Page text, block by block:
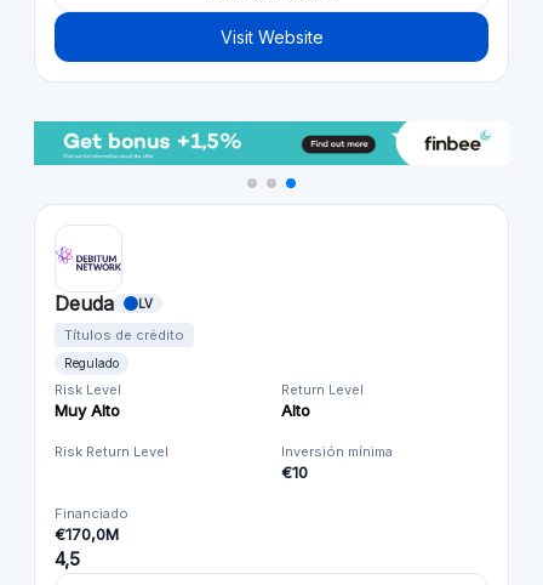
Visit Website
Deuda LV
Títulos de crédito
Regulado
Risk Level
Muy Alto
Return Level
Alto
Risk Return Level Inversión mínima
€10
Financiado
€170,0M
4,5